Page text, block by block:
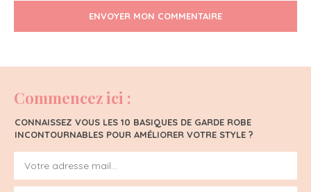
ENVOYER MON COMMENTAIRE
Commencez ici :
CONNAISSEZ VOUS LES 10 BASIQUES DE GARDE ROBE
INCONTOURNABLES POUR AMÉLIORER VOTRE STYLE ?